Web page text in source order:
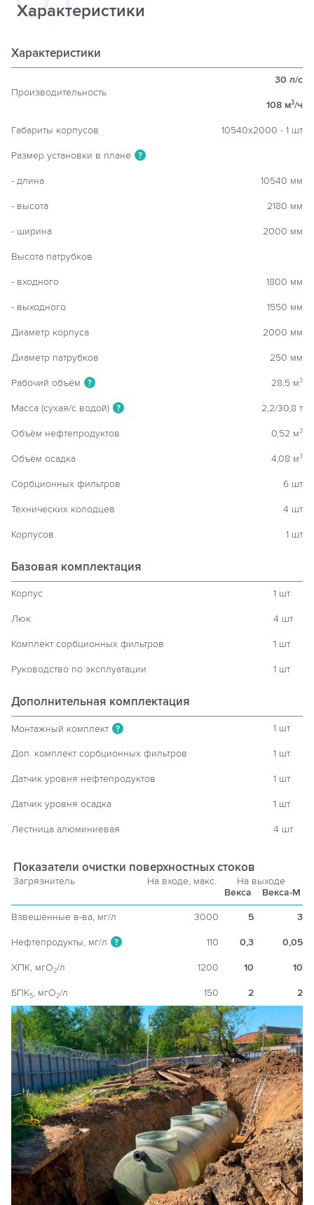
Характеристики
Характеристики
Производительность
30 л/с
108 м3/ч
Габариты корпусов 10540х2000 - 1 шт
Размер установки в плане ?
- длина 10540 мм
- высота 2180 мм
- ширина 2000 мм
Высота патрубков
- входного 1800 мм
- выходного 1550 мм
Диаметр корпуса 2000 мм
Диаметр патрубков 250 мм
Рабочий объём ? 28,5 м3
Масса (сухая/с водой) ? 2,2/30,8 т
Объём нефтепродуктов 0,52 м3
Объём осадка 4,08 м3
Сорбционных фильтров 6 шт
Технических колодцев 4 шт
Корпусов 1 шт
Базовая комплектация
Корпус 1 шт
Люк 4 шт
Комплект сорбционных фильтров 1 шт
Руководство по эксплуатации 1 шт
Дополнительная комплектация
Монтажный комплект ? 1 шт
Доп. комплект сорбционных фильтров 1 шт
Датчик уровня нефтепродуктов 1 шт
Датчик уровня осадка 1 шт
Лестница алюминиевая 4 шт
Показатели очистки поверхностных стоков
Загрязнитель На входе, макс.
На выходе
Векса
Векса-М
Взвешенные в-ва, мг/л 3000 5 3
Нефтепродукты, мг/л ? 110 0,3 0,05
ХПК, мгO2/л 1200 10 10
БПК5, мгO2/л 150 2 2